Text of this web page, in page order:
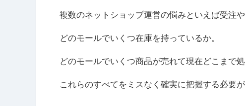
複数のネットショップ運営の悩みといえば受注や
どのモールでいくつ在庫を持っているか。
どのモールでいくつ商品が売れて現在どこまで
これらのすべてをミスなく確実に把握する必要が